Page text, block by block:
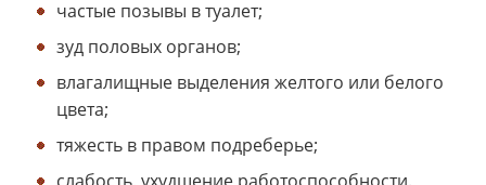
частые позывы в туалет;
зуд половых органов;
влагалищные выделения желтого или белого
цвета;
тяжесть в правом подреберье;
слабость, ухудшение работоспособности.